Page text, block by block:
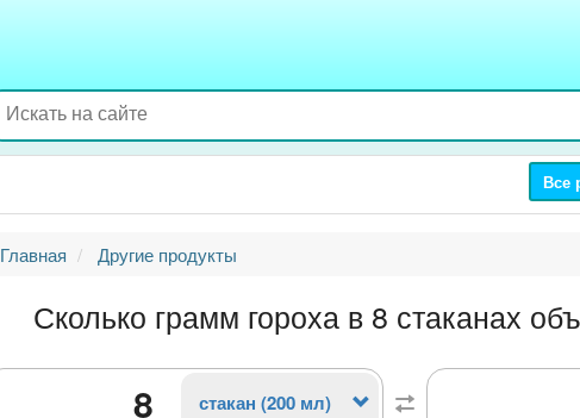
Все
Главная Другие продукты
Сколько грамм гороха в 8 стаканах
стакан (200 мл)